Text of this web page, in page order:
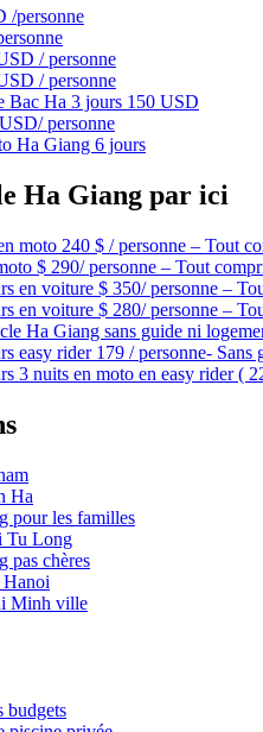
/personne
/ personne
/ personne
Bac Ha 3 jours 150 USD
personne
Ha Giang 6 jours
Ha Giang par ici
moto 240 $ / personne – Tout
$ 290/ personne – Tout
en voiture $ 350/ personne –
en voiture $ 280/ personne –
Ha Giang sans guide ni
easy rider 179 / personne- Sans
3 nuits en moto en easy rider (
Ha
pour les familles
Tu Long
pas chères
Hanoi
Minh ville
budgets